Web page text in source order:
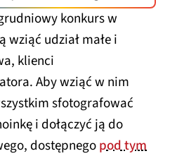
konkurs w
wziąć udział małe i
klienci
Aby wziąć w nim
sfotografować
i dołączyć ją do
dostępnegopod tym